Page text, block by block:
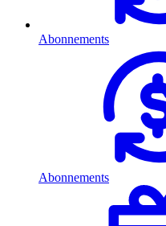
Abonnements
Abonnements